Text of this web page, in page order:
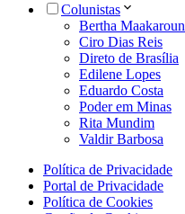
Colunistas
Bertha Maakaroun
Ciro Dias Reis
Direto de Brasília
Edilene Lopes
Eduardo Costa
Poder em Minas
Rita Mundim
Valdir Barbosa
Política de Privacidade
Portal de Privacidade
Política de Cookies